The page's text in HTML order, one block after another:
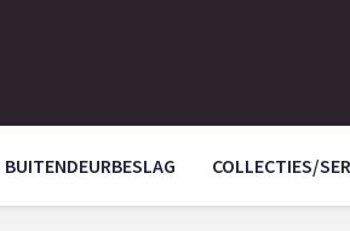
BUITENDEURBESLAG COLLECTIES/